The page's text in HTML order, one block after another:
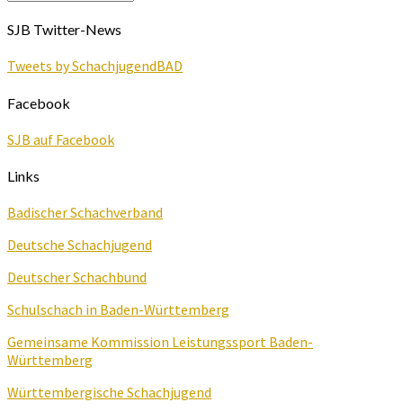
SJB Twitter-News
Tweets by SchachjugendBAD
Facebook
SJB auf Facebook
Links
Badischer Schachverband
Deutsche Schachjugend
Deutscher Schachbund
Schulschach in Baden-Württemberg
Gemeinsame Kommission Leistungssport Baden-
Württemberg
Württembergische Schachjugend